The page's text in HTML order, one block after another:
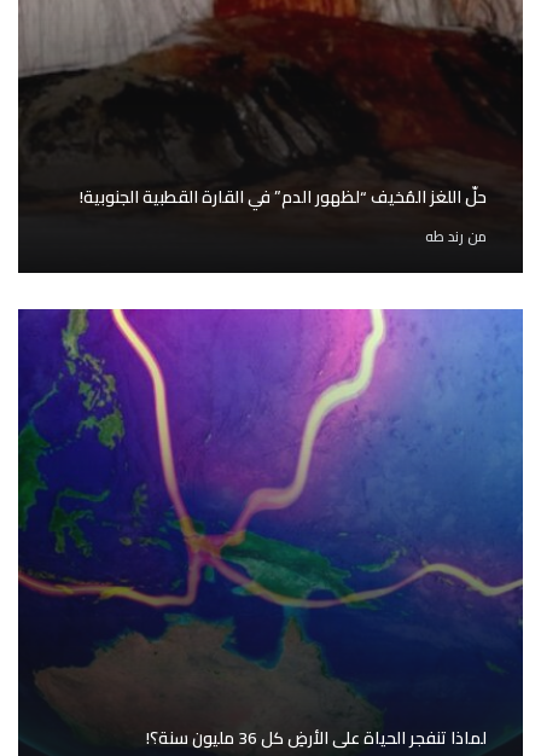
حلّ اللغز المُخيف “لظهور الدم” في القارة القطبية الجنوبية!
من رند طه
لماذا تنفجر الحياة على الأرضِ كل 36 مليون سنة؟!